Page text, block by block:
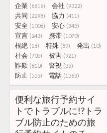
企業 (6616) 会社 (9322)
共同 (2298) 協力 (411)
安全 (1006) 安心 (345)
宣言 (243) 携帯 (1070)
根絶 (16) 特殊 (89) 発出 (10)
社会 (705) 被害 (921)
詐欺 (810) 警視 (33)
防止 (553) 電話 (1363)
便利な旅行予約サイ
トでトラブルに!?トラ
ブル防止のための旅